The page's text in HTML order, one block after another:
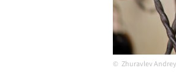
Zhuravlev